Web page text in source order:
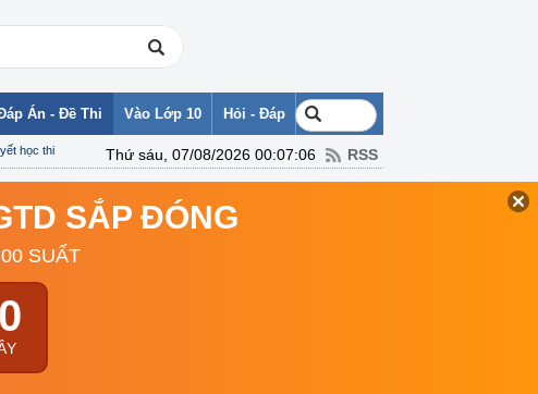
Án - Đề Thi
học thi
Vào Lớp 10 Hỏi - Đáp
Thứ sáu, 07/08/2026 00:07:06 RSS
SẮP ĐÓNG
SUẤT